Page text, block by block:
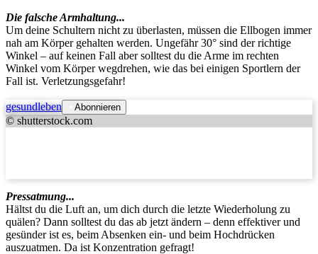
Die falsche Armhaltung...
Um deine Schultern nicht zu überlasten, müssen die Ellbogen immer
nah am Körper gehalten werden. Ungefähr 30° sind der richtige
Winkel – auf keinen Fall aber solltest du die Arme im rechten
Winkel vom Körper wegdrehen, wie das bei einigen Sportlern der
Fall ist. Verletzungsgefahr!
gesundleben Abonnieren
© shutterstock.com
Pressatmung...
Hältst du die Luft an, um dich durch die letzte Wiederholung zu
quälen? Dann solltest du das ab jetzt ändern – denn effektiver und
gesünder ist es, beim Absenken ein- und beim Hochdrücken
auszuatmen. Da ist Konzentration gefragt!